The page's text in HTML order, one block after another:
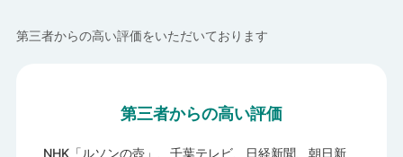
第三者からの高い評価をいただいております
第三者からの高い評価
NHK「ルソンの壺」、千葉テレビ、日経新聞、朝日新